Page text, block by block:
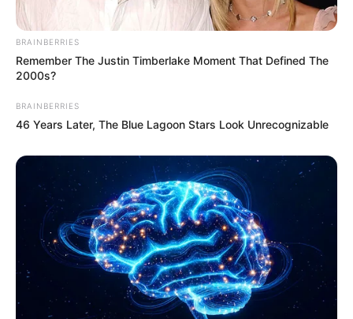
BRAINBERRIES
Remember The Justin Timberlake Moment That Defined The
2000s?
BRAINBERRIES
46 Years Later, The Blue Lagoon Stars Look Unrecognizable